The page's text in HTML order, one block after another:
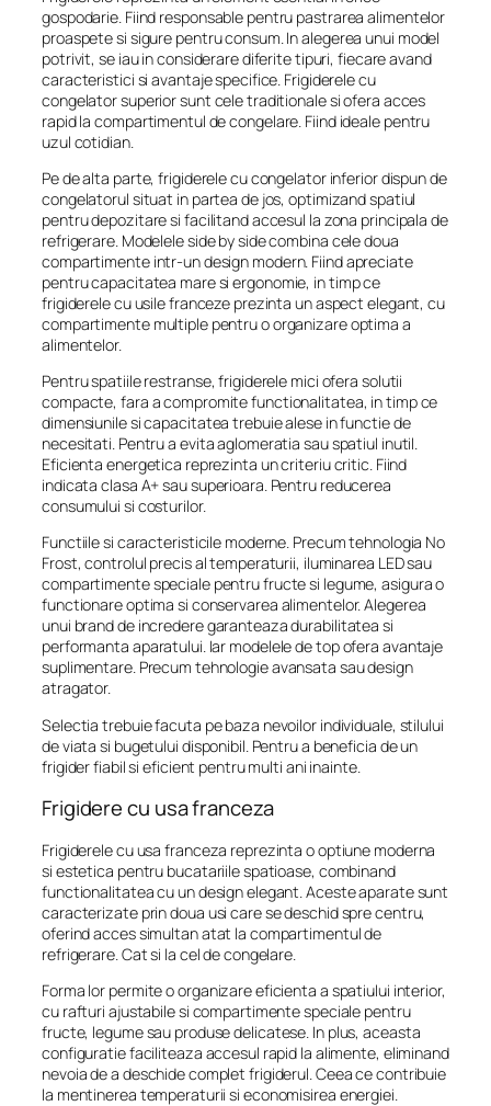
gospodarie. Fiind responsable pentru pastrarea alimentelor
proaspete si sigure pentru consum. In alegerea unui model
potrivit, se iau in considerare diferite tipuri, fiecare avand
caracteristici si avantaje specifice. Frigiderele cu
congelator superior sunt cele traditionale si ofera acces
rapid la compartimentul de congelare. Fiind ideale pentru
uzul cotidian.
Pe de alta parte, frigiderele cu congelator inferior dispun de
congelatorul situat in partea de jos, optimizand spatiul
pentru depozitare si facilitand accesul la zona principala de
refrigerare. Modelele side by side combina cele doua
compartimente intr-un design modern. Fiind apreciate
pentru capacitatea mare si ergonomie, in timp ce
frigiderele cu usile franceze prezinta un aspect elegant, cu
compartimente multiple pentru o organizare optima a
alimentelor.
Pentru spatiile restranse, frigiderele mici ofera solutii
compacte, fara a compromite functionalitatea, in timp ce
dimensiunile si capacitatea trebuie alese in functie de
necesitati. Pentru a evita aglomeratia sau spatiul inutil.
Eficienta energetica reprezinta un criteriu critic. Fiind
indicata clasa A+ sau superioara. Pentru reducerea
consumului si costurilor.
Functiile si caracteristicile moderne. Precum tehnologia No
Frost, controlul precis al temperaturii, iluminarea LED sau
compartimente speciale pentru fructe si legume, asigura o
functionare optima si conservarea alimentelor. Alegerea
unui brand de incredere garanteaza durabilitatea si
performanta aparatului. Iar modelele de top ofera avantaje
suplimentare. Precum tehnologie avansata sau design
atragator.
Selectia trebuie facuta pe baza nevoilor individuale, stilului
de viata si bugetului disponibil. Pentru a beneficia de un
frigider fiabil si eficient pentru multi ani inainte.
Frigidere cu usa franceza
Frigiderele cu usa franceza reprezinta o optiune moderna
si estetica pentru bucatariile spatioase, combinand
functionalitatea cu un design elegant. Aceste aparate sunt
caracterizate prin doua usi care se deschid spre centru,
oferind acces simultan atat la compartimentul de
refrigerare. Cat si la cel de congelare.
Forma lor permite o organizare eficienta a spatiului interior,
cu rafturi ajustabile si compartimente speciale pentru
fructe, legume sau produse delicatese. In plus, aceasta
configuratie faciliteaza accesul rapid la alimente, eliminand
nevoia de a deschide complet frigiderul. Ceea ce contribuie
la mentinerea temperaturii si economisirea energiei.